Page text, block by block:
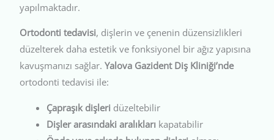
yapılmaktadır.
Ortodonti tedavisi, dişlerin ve çenenin düzensizlikleri
düzelterek daha estetik ve fonksiyonel bir ağız yapısına
kavuşmanızı sağlar.Yalova Gazident Diş Kliniği’nde
ortodonti tedavisi ile:
Çapraşık dişleri düzeltebilir
Dişler arasındaki aralıkları kapatabilir